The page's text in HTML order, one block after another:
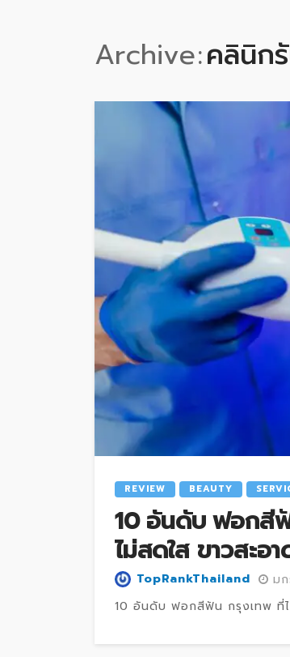
Archive คลินิก
REVIEW BEAUTY
10 อันดับ ฟอกสี
ไม่สดใส ขาวสะอ
TopRankThailand
ม
10 อันดับ ฟอกสีฟัน กรุงเทพ ที่